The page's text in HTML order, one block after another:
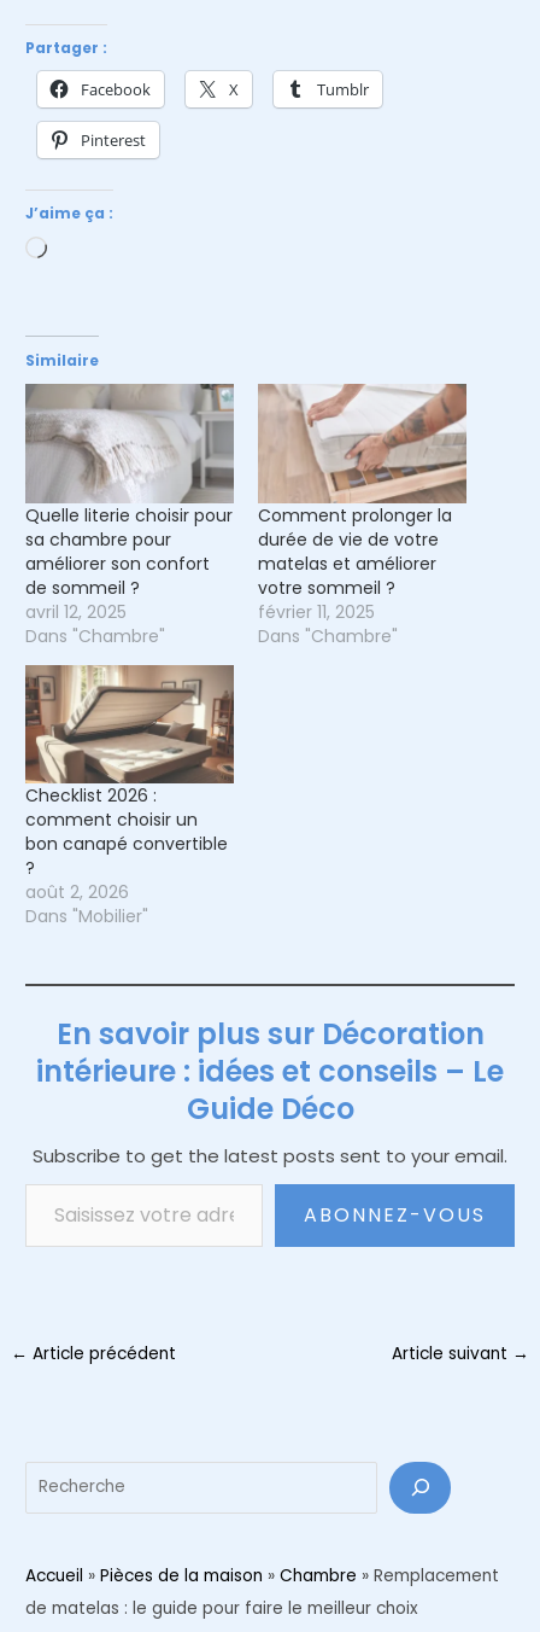
Partager :
Facebook X Tumblr
Pinterest
J’aime ça :
Chargement…
Similaire
Quelle literie choisir pour
sa chambre pour
améliorer son confort
de sommeil ?
avril 12, 2025
Dans "Chambre"
Comment prolonger la
durée de vie de votre
matelas et améliorer
votre sommeil ?
février 11, 2025
Dans "Chambre"
Checklist 2026 :
comment choisir un
bon canapé convertible
?
août 2, 2026
Dans "Mobilier"
En savoir plus sur Décoration
intérieure : idées et conseils – Le
Guide Déco
Subscribe to get the latest posts sent to your email.
Saisissez votre adresse e-mail…
ABONNEZ-VOUS
Navigation
← Article précédent Article suivant →
Accueil » Pièces de la maison » Chambre » Remplacement
de matelas : le guide pour faire le meilleur choix